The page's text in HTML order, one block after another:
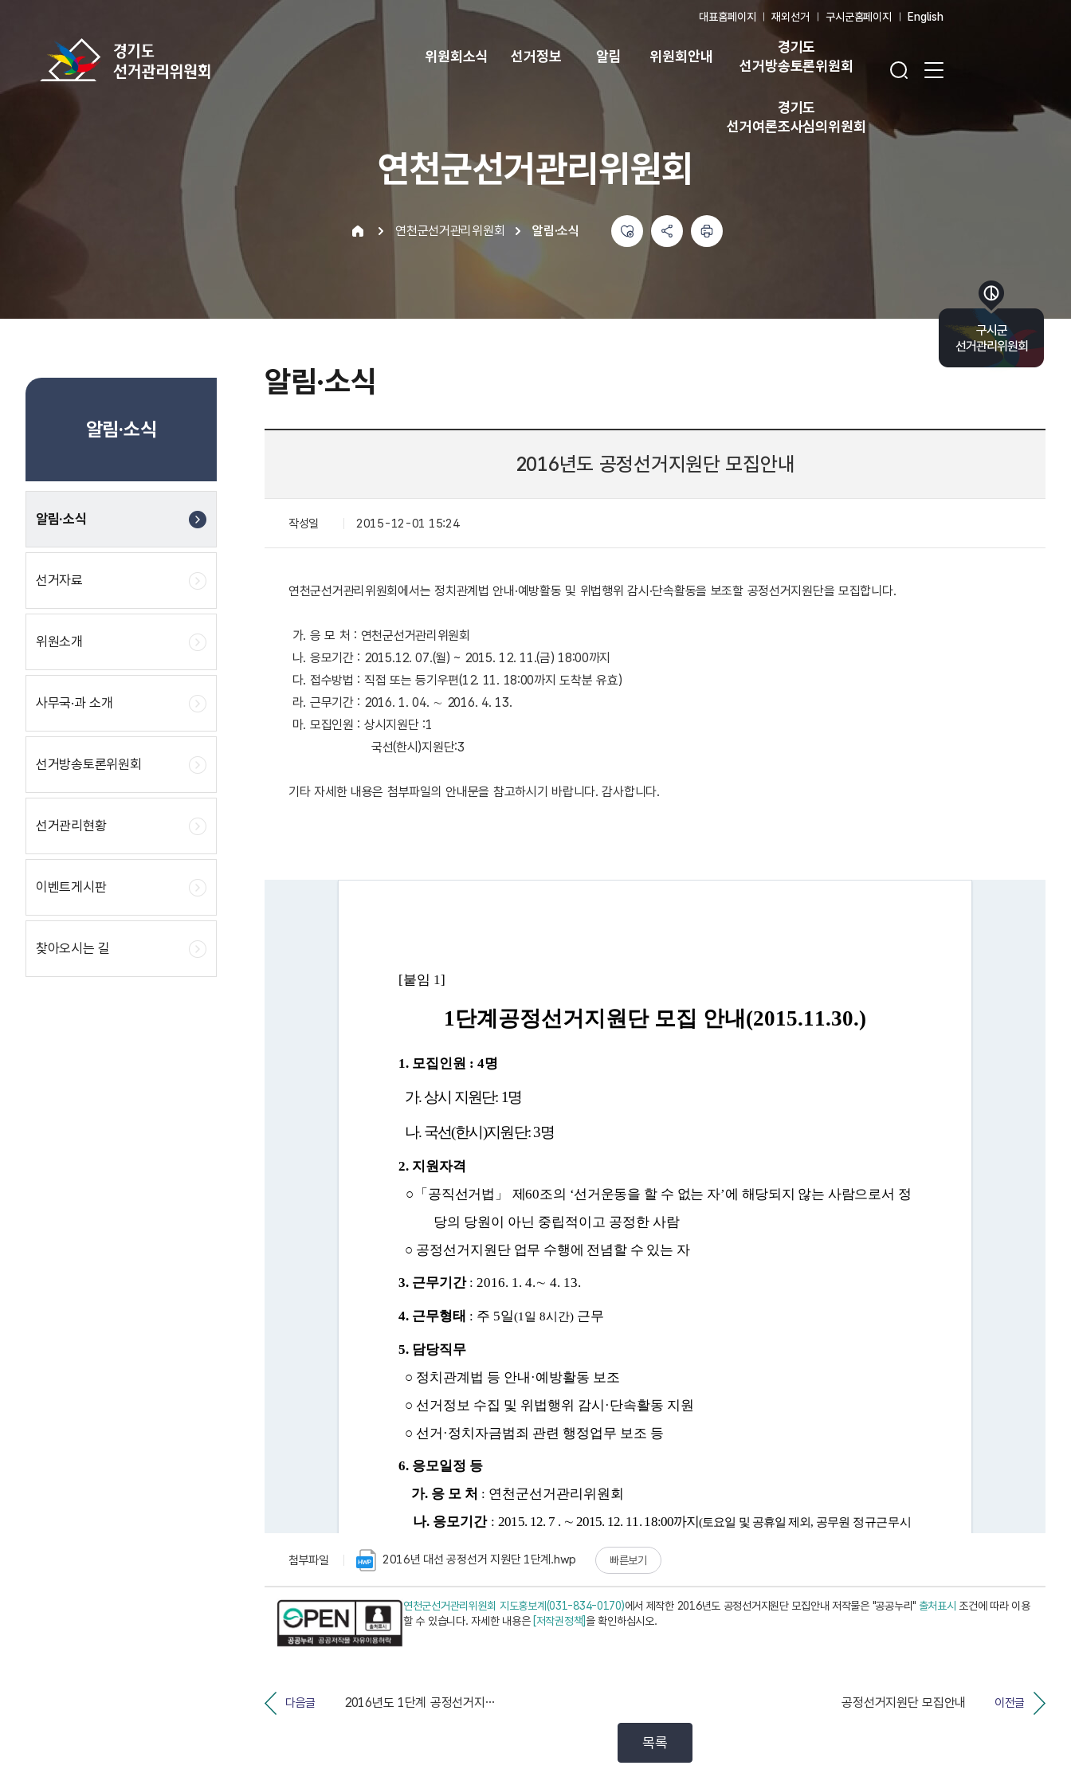
대표홈페이지 재외선거 구시군홈페이지 English
위원회소식 선거정보 알림 위원회안내
경기도
선거방송토론위원회
경기도
선거여론조사심의위원회
연천군선거관리위원회
연천군선거관리위원회 알림·소식
알림·소식
알림·소식
선거자료
위원소개
사무국·과 소개
선거방송토론위원회
선거관리현황
이벤트게시판
찾아오시는 길
알림·소식
2016년도 공정선거지원단 모집안내
작성일 2015-12-01 15:24
연천군선거관리위원회에서는 정치관계법 안내·예방활동 및 위법행위 감시·단속활동을 보조할 공정선거지원단을 모집합니다.
가. 응 모 처 : 연천군선거관리위원회
나. 응모기간 : 2015.12. 07.(월) ~ 2015. 12. 11.(금) 18:00까지
다. 접수방법 : 직접 또는 등기우편(12. 11. 18:00까지 도착분 유효)
라. 근무기간 : 2016. 1. 04. ∼ 2016. 4. 13.
마. 모집인원 : 상시지원단 :1
국선(한시)지원단:3
기타 자세한 내용은 첨부파일의 안내문을 참고하시기 바랍니다. 감사합니다.
첨부파일 2016년 대선 공정선거 지원단 1단계.hwp 빠른보기
연천군선거관리위원회 지도홍보계(031-834-0170)에서 제작한 2016년도 공정선거지원단 모집안내 저작물은 "공공누리" 출처표시 조건에 따라 이용
할 수 있습니다. 자세한 내용은 [저작권정책]을 확인하십시오.
다음글 2016년도 1단계 공정선거지원단 합격자 발표 이전글
공정선거지원단 모집안내
목록
구시군
선거관리위원회
바로가기 목록 열기